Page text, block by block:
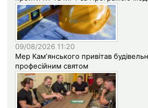
09/08/2026 11:20
Мер Кам’янського привітав
професійним святом